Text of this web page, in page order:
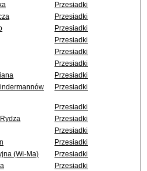
Przesiadki
Przesiadki
Przesiadki
Przesiadki
Przesiadki
Przesiadki
Przesiadki
Przesiadki
Przesiadki
Przesiadki
Przesiadki
Przesiadki
(Wi-Ma)
Przesiadki
Przesiadki